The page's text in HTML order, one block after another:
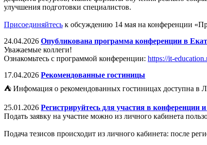
улучшения подготовки специалистов.
Присоединяйтесь к обсуждению 14 мая на конференции
24.04.2026 Опубликована программа конференции в
Уважаемые коллеги!
Ознакомьтесь с программой конференции: https://it-
17.04.2026 Рекомендованные гостиницы
⛺ Инфомация о рекомендованных гостиницах доступна в
25.01.2026 Регистрируйтесь для участия в конференции
Подать заявку на участие можно из личного кабинета
Подача тезисов происходит из личного кабинета: после